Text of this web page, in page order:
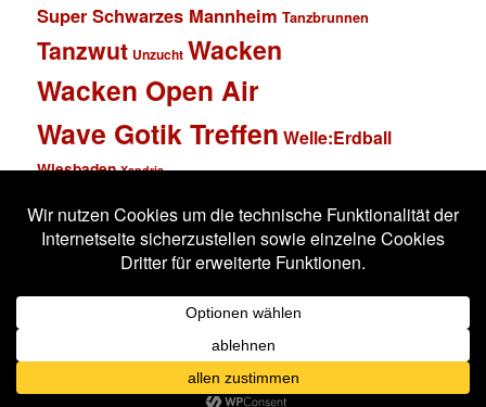
Super Schwarzes Mannheim Tanzbrunnen
Tanzwut Unzucht Wacken
Wacken Open Air
Wave Gotik Treffen Welle:Erdball
Wiesbaden Xandria
Impressum
Stolz präsentiert von WordPress